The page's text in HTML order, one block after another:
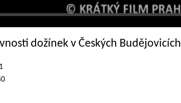
dožínek v Českých Budějovicích